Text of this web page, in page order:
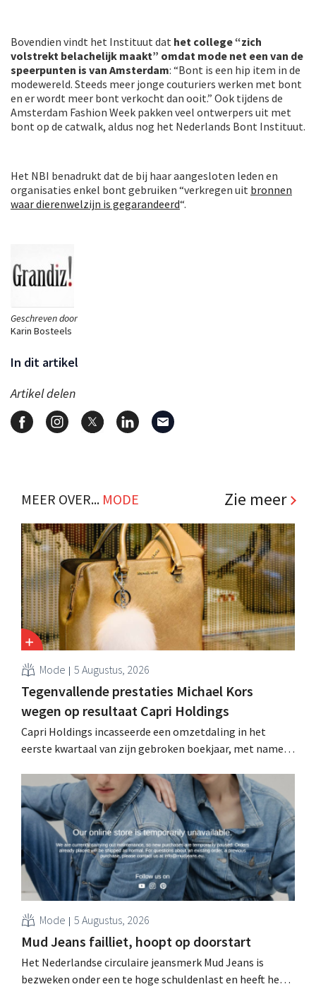
Geschreven door
Karin Bosteels
In dit artikel
Artikel delen
Bovendien vindt het Instituut dat het college “zich
volstrekt belachelijk maakt” omdat mode net een van de
speerpunten is van Amsterdam: “Bont is een hip item in de
modewereld. Steeds meer jonge couturiers werken met bont
en er wordt meer bont verkocht dan ooit.” Ook tijdens de
Amsterdam Fashion Week pakken veel ontwerpers uit met
bont op de catwalk, aldus nog het Nederlands Bont Instituut.
Het NBI benadrukt dat de bij haar aangesloten leden en
organisaties enkel bont gebruiken “verkregen uit bronnen
waar dierenwelzijn is gegarandeerd“.
MEER OVER... MODE Zie meer
Mode 5 Augustus, 2026
Tegenvallende prestaties Michael Kors
wegen op resultaat Capri Holdings
Capri Holdings incasseerde een omzetdaling in het
eerste kwartaal van zijn gebroken boekjaar, met name
Kors, ondanks sterke resultaten van Jimmy Choo.
Mode 5 Augustus, 2026
Mud Jeans failliet, hoopt op doorstart
Het Nederlandse circulaire jeansmerk Mud Jeans is
bezweken onder een te hoge schuldenlast en heeft het